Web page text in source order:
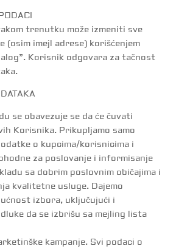
trenutku može izmeniti sve
(osim imejl adrese) korišćenjem
Korisnik odgovara za tačnost
se obavezuje se da će čuvati
Korisnika. Prikupljamo samo
o kupcima/korisnicima i
za poslovanje i informisanje
sa dobrim poslovnim običajima i
kvalitetne usluge. Dajemo
izbora, uključujući i
da se izbrišu sa mejling lista
kampanje. Svi podaci o